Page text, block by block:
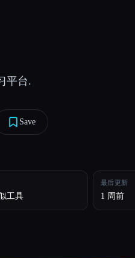
平台.
Save
工具
最后更新
1 周前